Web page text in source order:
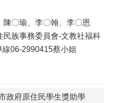
〇瑜、李〇翰、李〇恩
族事務委員會-文教社福科
06-2990415蔡小姐
政府原住民學生獎助學